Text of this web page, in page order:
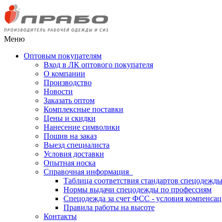
Меню
Оптовым покупателям
Вход в ЛК оптового покупателя
О компании
Производство
Новости
Заказать оптом
Комплексные поставки
Цены и скидки
Нанесение символики
Пошив на заказ
Выезд специалиста
Условия доставки
Опытная носка
Справочная информация
Таблица соответствия стандартов спецодежды
Нормы выдачи спецодежды по профессиям
Спецодежда за счет ФСС - условия
Правила работы на высоте
Контакты